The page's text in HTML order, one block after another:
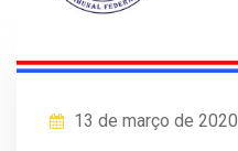
13 de março de 2020